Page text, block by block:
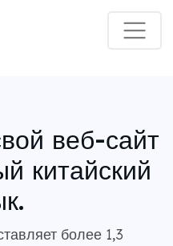
веб-сайт
китайский
более 1,3